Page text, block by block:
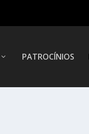
PATROCÍNIOS